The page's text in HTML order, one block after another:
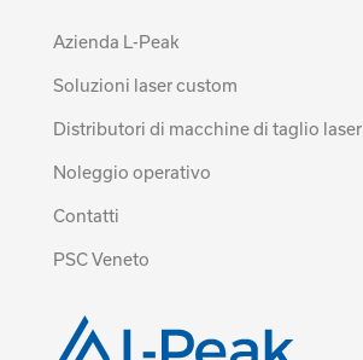
Azienda L-Peak
Soluzioni laser custom
Distributori di macchine di taglio laser
Noleggio operativo
Contatti
PSC Veneto